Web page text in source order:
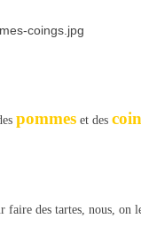
pommes et des
faire des tartes, nous, on